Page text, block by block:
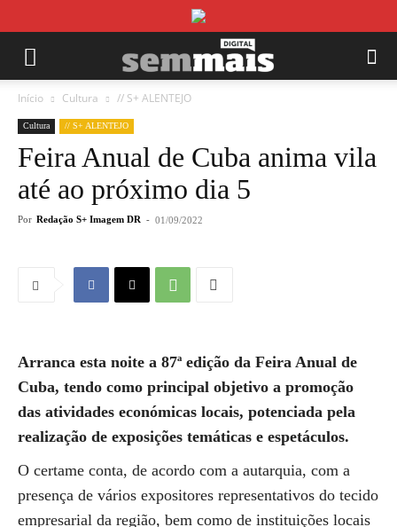
Início Cultura // S+ ALENTEJO
Cultura // S+ ALENTEJO
Feira Anual de Cuba anima vila
até ao próximo dia 5
Por Redação S+ Imagem DR - 01/09/2022
Arranca esta noite a 87ª edição da Feira Anual de
Cuba, tendo como principal objetivo a promoção
das atividades económicas locais, potenciada pela
realização de exposições temáticas e espetáculos.
O certame conta, de acordo com a autarquia, com a
presença de vários expositores representativos do tecido
empresarial da região, bem como de instituições locais